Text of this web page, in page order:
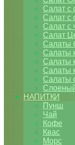
Салат с
Салат с
Салат с
Салат
Салаты
Салаты
Салаты
Салаты
Салаты
НАПИТКИ
Пунш
Чай
Кофе
Квас
Морс